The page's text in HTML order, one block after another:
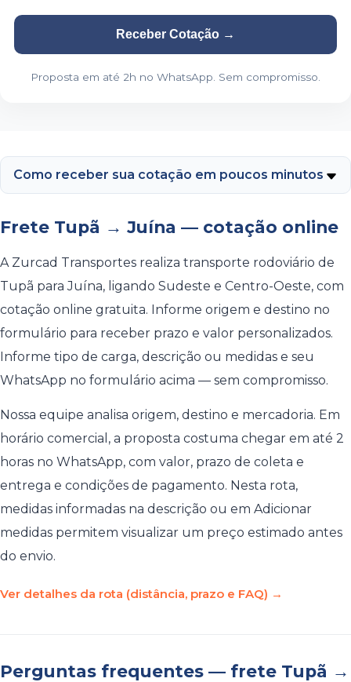
Receber Cotação →
Proposta em até 2h no WhatsApp. Sem compromisso.
Como receber sua cotação em poucos minutos
Frete Tupã → Juína — cotação online
A Zurcad Transportes realiza transporte rodoviário de
Tupã para Juína, ligando Sudeste e Centro-Oeste, com
cotação online gratuita. Informe origem e destino no
formulário para receber prazo e valor personalizados.
Informe tipo de carga, descrição ou medidas e seu
WhatsApp no formulário acima — sem compromisso.
Nossa equipe analisa origem, destino e mercadoria. Em
horário comercial, a proposta costuma chegar em até 2
horas no WhatsApp, com valor, prazo de coleta e
entrega e condições de pagamento. Nesta rota,
medidas informadas na descrição ou em Adicionar
medidas permitem visualizar um preço estimado antes
do envio.
Ver detalhes da rota (distância, prazo e FAQ) →
Perguntas frequentes — frete Tupã →